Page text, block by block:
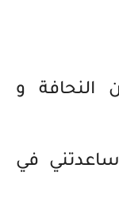
النحافة و
في